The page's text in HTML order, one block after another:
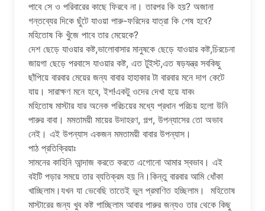
পাবে সে ও পরিবারের কাছে ফিরবে না। তারপর কি হয়? অজানা
গন্তব্যের দিকে ছুঁটে যাওয়া পারু-ফরিদের যাত্রা কি শেষ হবে?
মহিতোষ কি খুঁজে পাবে তার মেয়েকে?
দেশ ছেড়ে যাওয়ার কষ্ট,ভালোবাসার মানুষকে ছেড়ে যাওয়ার কষ্ট,চিরচেনা
জায়গা ছেড়ে পরবাসে যাওয়ার কষ্ট, এত টুইস্ট,এত ষড়যন্ত্র সবকিছু
ছাঁপিয়ে বারবার মেয়ের জন্য বাবার হাহাকার টা বারবার মনে দাগ কেটে
যায়। সারাক্ষণ মনে হবে, ইশ!একটু ওদের দেখা হয়ে যাক৷
মহিতোষ মাস্টার যার অনেক পরিচয়ের মধ্যে প্রধান পরিচয় হলো উনি
পারুর বাবা। মমতাময়ী মায়ের উদাহরণ, গল্প, উপন্যাসের তো অভাব
নেই। এই উপন্যাস একজন মমতাময়ী বাবার উপন্যাস।
পাঠ প্রতিক্রিয়াঃ
সামনের কাহিনি আন্দাজ করতে করতে এগোনো আমার স্বভাব। এই
বইটি পড়ার সময়ে তার ব্যতিক্রম হয় নি।কিন্তু বারবার আমি ধোঁকা
খাচ্ছিলাম।যখন যা ভেবেছি তাতেই ভুল প্রমাণিত হচ্ছিলাম। মহিতোষ
মাস্টারের জন্য খুব কষ্ট পাচ্ছিলাম আবার পারুর জন্যও তার থেকে কিছু